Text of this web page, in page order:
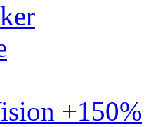
+150%